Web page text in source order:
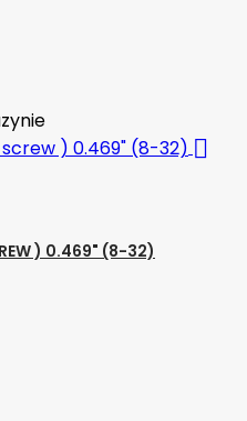

) 0.469" (8-32)